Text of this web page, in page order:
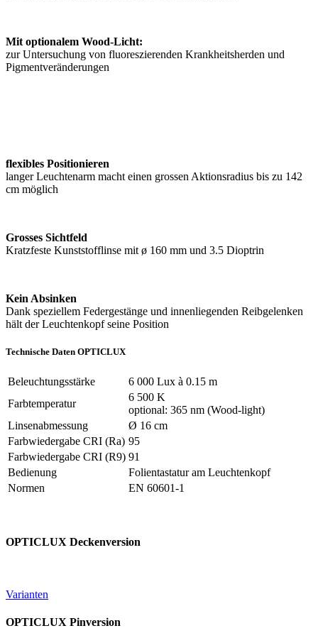
Mit optionalem Wood-Licht:
zur Untersuchung von fluoreszierenden Krankheitsherden und
Pigmentveränderungen
flexibles Positionieren
langer Leuchtenarm macht einen grossen Aktionsradius bis zu 142
cm möglich
Grosses Sichtfeld
Kratzfeste Kunststofflinse mit ø 160 mm und 3.5 Dioptrin
Kein Absinken
Dank speziellem Federgestänge und innenliegenden Reibgelenken
hält der Leuchtenkopf seine Position
Technische Daten OPTICLUX
Normen EN 60601-1
Beleuchtungsstärke
6 000 Lux à 0.15 m
Farbtemperatur
6 500 K
optional: 365 nm (Wood-light)
Linsenabmessung
Ø 16 cm
Farbwiedergabe CRI (Ra) 95
Farbwiedergabe CRI (R9) 91
Bedienung
Folientastatur am Leuchtenkopf
OPTICLUX Deckenversion
Varianten
OPTICLUX Pinversion